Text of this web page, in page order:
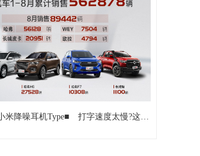
米降噪耳机Type■ 打字速度太慢?这些不为人知的输入法小技巧让你键字如飞